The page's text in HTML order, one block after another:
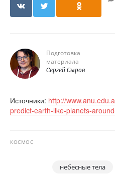
Подготовка
материала
Сергей Сыров
Источники: http://
predict-earth-like-planets-
КОСМОС
небесные тела